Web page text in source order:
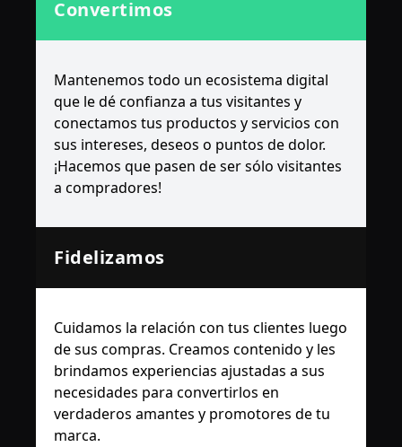
Convertimos
Mantenemos todo un ecosistema digital
que le dé confianza a tus visitantes y
conectamos tus productos y servicios con
sus intereses, deseos o puntos de dolor.
¡Hacemos que pasen de ser sólo visitantes
a compradores!
Fidelizamos
Cuidamos la relación con tus clientes luego
de sus compras. Creamos contenido y les
brindamos experiencias ajustadas a sus
necesidades para convertirlos en
verdaderos amantes y promotores de tu
marca.